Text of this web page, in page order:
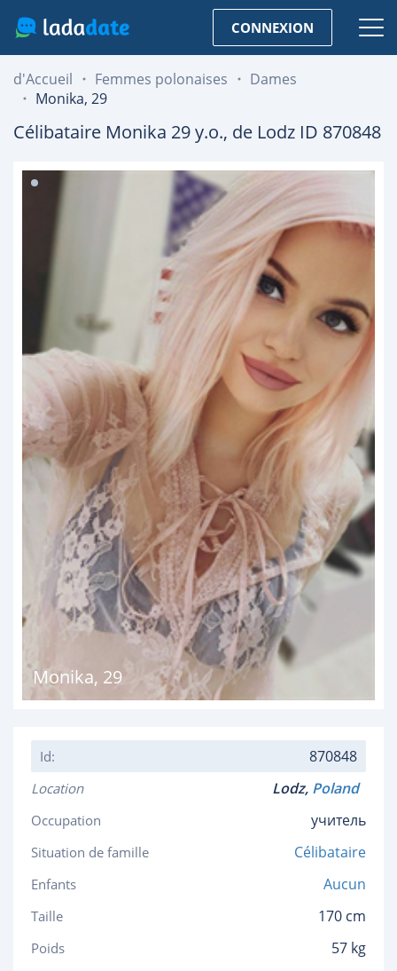
CONNEXION
d'Accueil Femmes polonaises
Dames
Monika, 29
Célibataire Monika 29y.o., de Lodz ID 870848
Monika, 29
Id: 870848
Location Lodz, Poland
Occupation учитель
Situation de famille Célibataire
Enfants Aucun
Taille 170 cm
Poids 57 kg